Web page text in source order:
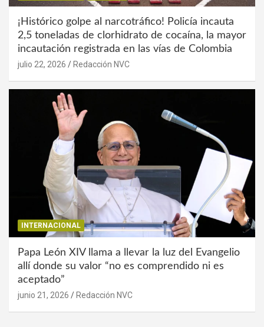
¡Histórico golpe al narcotráfico! Policía incauta
2,5 toneladas de clorhidrato de cocaína, la mayor
incautación registrada en las vías de Colombia
julio 22, 2026 Redacción NVC
INTERNACIONAL
Papa León XIV llama a llevar la luz del Evangelio
allí donde su valor “no es comprendido ni es
aceptado”
junio 21, 2026 Redacción NVC